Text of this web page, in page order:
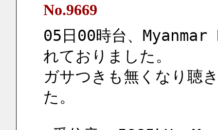
No.9669
05日00時台、
れておりました。
ガサつきも無くなり聴
た。